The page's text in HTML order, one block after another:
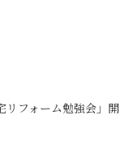
リフォーム勉強会」開